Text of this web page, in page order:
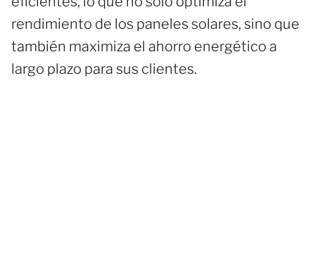
rendimiento de los paneles solares, sino que
también maximiza el ahorro energético a
largo plazo para sus clientes.